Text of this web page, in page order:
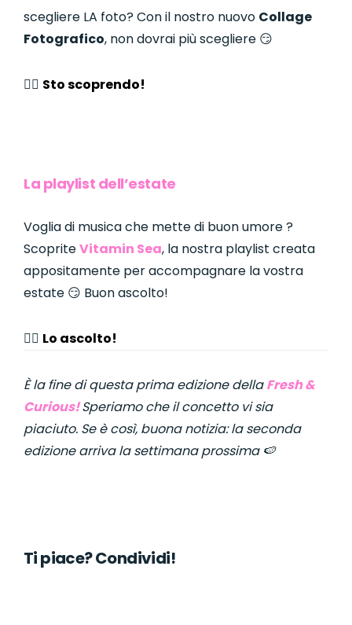
scegliere LA foto? Con il nostro nuovo Collage
Fotografico, non dovrai più scegliere 😏
👉🏼 Sto scoprendo!
La playlist dell’estate
Voglia di musica che mette di buon umore ?
ScopriteVitamin Sea, la nostra playlist creata
appositamente per accompagnare la vostra
estate 😏 Buon ascolto!
👉🏼 Lo ascolto!
È la fine di questa prima edizione dellaFresh &
Curious!Speriamo che il concetto vi sia
piaciuto. Se è così, buona notizia: la seconda
edizione arriva la settimana prossima 🍉
Ti piace? Condividi!